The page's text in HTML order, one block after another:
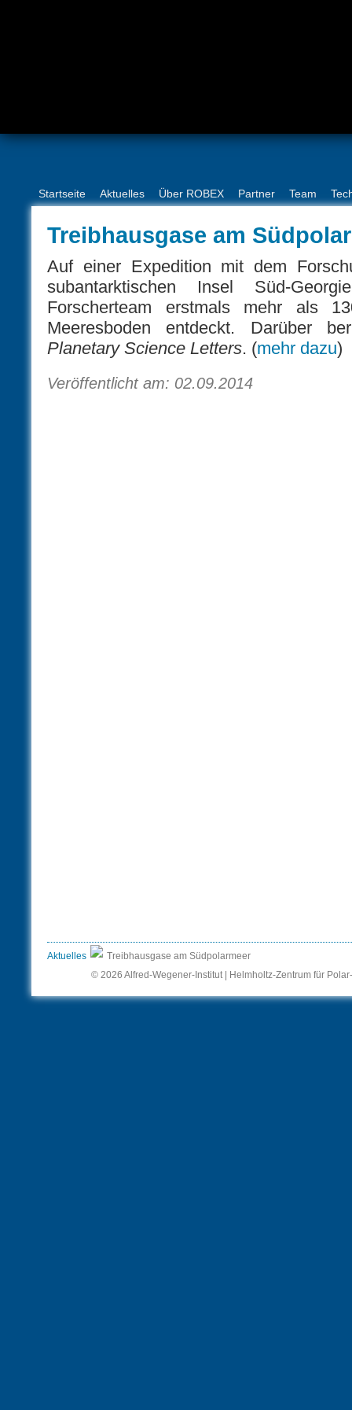
Startseite Aktuelles Über ROBEX Partner Team
Treibhausgase am
Auf einer Expedition mit dem
subantarktischen Insel Süd-
Forscherteam erstmals mehr als
Meeresboden entdeckt. Darüber
Planetary Science Letters. (mehr dazu)
Veröffentlicht am: 02.09.2014
Aktuelles
Treibhausgase am Südpolarmeer
© 2026 Alfred-Wegener-Institut | Helmholtz-Zentrum für